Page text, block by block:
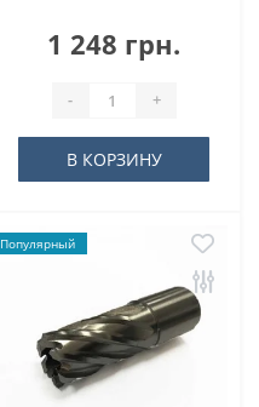
1 248 грн.
- +
В КОРЗИНУ
Популярный